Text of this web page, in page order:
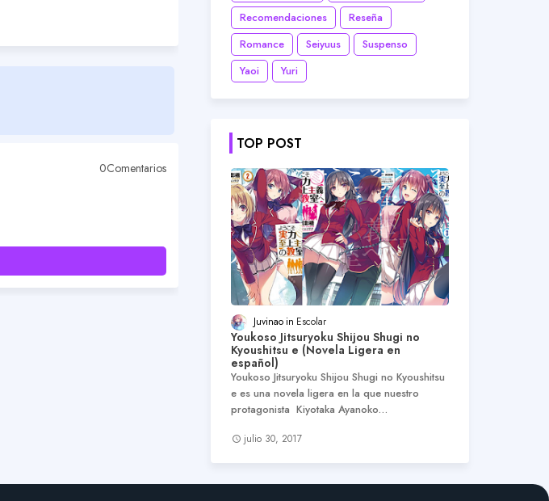
0Comentarios
Recomendaciones
Reseña
Romance
Seiyuus
Suspenso
Yaoi
Yuri
TOP POST
Juvinao Escolar
Youkoso Jitsuryoku Shijou Shugi no
Kyoushitsu e (Novela Ligera en
español)
Youkoso Jitsuryoku Shijou Shugi no Kyoushitsu
e es una novela ligera en la que nuestro
protagonista Kiyotaka Ayanoko…
julio 30, 2017